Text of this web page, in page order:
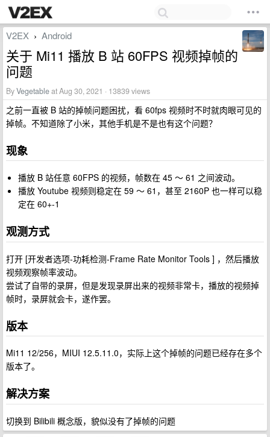
V2EX › Android
关于 Mi11 播放 B 站 60FPS 视频掉帧的
问题
ByVegetableat Aug 30, 2021 · 13839 views
之前一直被 B 站的掉帧问题困扰，看 60fps 视频时不时就肉眼可见的
掉帧。不知道除了小米，其他手机是不是也有这个问题？
现象
播放 B 站任意 60FPS 的视频，帧数在 45 ～ 61 之间波动。
播放 Youtube 视频则稳定在 59 ～ 61，甚至 2160P 也一样可以稳
定在 60+-1
观测方式
打开 [开发者选项-功耗检测-Frame Rate Monitor Tools ] ，然后播放
视频观察帧率波动。
尝试了自带的录屏，但是发现录屏出来的视频非常卡，播放的视频掉
帧时，录屏就会卡，遂作罢。
版本
Mi11 12/256，MIUI 12.5.11.0，实际上这个掉帧的问题已经存在多个
版本了。
解决方案
切换到 Bilibili 概念版，貌似没有了掉帧的问题